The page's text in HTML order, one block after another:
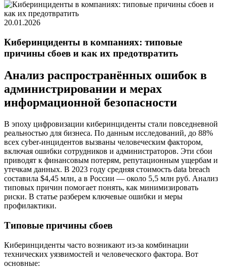
20.01.2026
Киберинциденты в компаниях: типовые
причины сбоев и как их предотвратить
Анализ распространённых ошибок в
администрировании и мерах
информационной безопасности
В эпоху цифровизации киберинциденты стали повседневной
реальностью для бизнеса. По данным исследований, до 88%
всех cyber-инцидентов вызваны человеческим фактором,
включая ошибки сотрудников и администраторов. Эти сбои
приводят к финансовым потерям, репутационным ущербам и
утечкам данных. В 2023 году средняя стоимость data breach
составила $4,45 млн, а в России — около 5,5 млн руб. Анализ
типовых причин помогает понять, как минимизировать
риски. В статье разберем ключевые ошибки и меры
профилактики.
Типовые причины сбоев
Киберинциденты часто возникают из-за комбинации
технических уязвимостей и человеческого фактора. Вот
основные: